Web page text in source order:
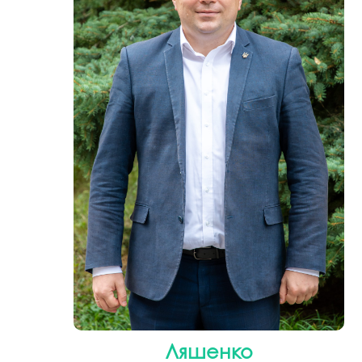
Музеї ПДАУ
Профспілка
Асоціація випускників
3D тур по університету
Наші контакти
Публічна інформація
Антикорупційна діяльність
Меморіал пам'яті
Відділ маркетингу
Центр
4.0
Психологічна
Омбудсмен
освітнього процесу
Студентське
Навчально-
Дорадча служба
Ляшенко